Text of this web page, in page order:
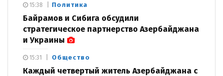
Политика
Байрамов и Сибига обсудили
стратегическое партнерство Азербайджана
и Украины
15:38
Общество
Каждый четвертый житель Азербайджана с
15:31